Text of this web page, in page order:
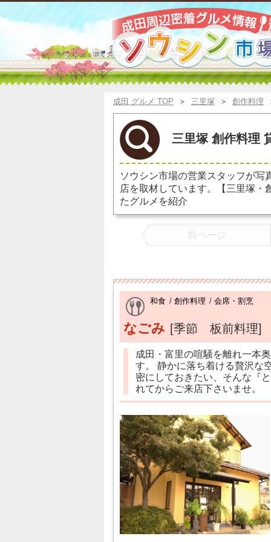
成田 グルメ TOP ＞ 三里塚 ＞ 創作料理
三里塚 創作料理
ソウシン市場の営業スタッフが写
店を取材しています。【三里塚・
たグルメを紹介
前ページ
和食 / 創作料理 / 会席・割烹
なごみ [季節 板前料理]
成田・富里の喧騒を離れ一本
す。 静かに落ち着ける贅沢な
密にしておきたい、そんな『
れてからご来店下さいませ。